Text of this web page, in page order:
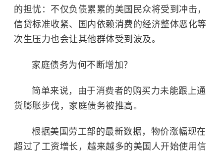
的担忧：不仅负债累累的美国民众将受到冲击，
信贷标准收紧、国内依赖消费的经济整体恶化等
次生压力也会让其他群体受到波及。
家庭债务为何不断增加？
简单来说，由于消费者的购买力未能跟上通
货膨胀步伐，家庭债务被推高。
根据美国劳工部的最新数据，物价涨幅现在
超过了工资增长，越来越多的美国人开始使用信